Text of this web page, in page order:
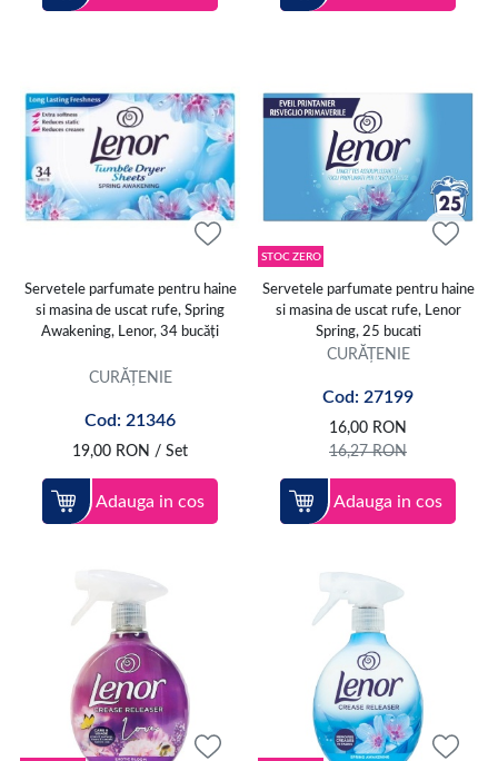
Servetele parfumate pentru haine
si masina de uscat rufe, Spring
Awakening, Lenor, 34 bucăți
CURĂȚENIE
Cod: 21346
19,00 RON / Set
Adauga in cos
STOC ZERO
Servetele parfumate pentru haine
si masina de uscat rufe, Lenor
Spring, 25 bucati
CURĂȚENIE
Cod: 27199
16,00 RON
16,27RON
Adauga in cos